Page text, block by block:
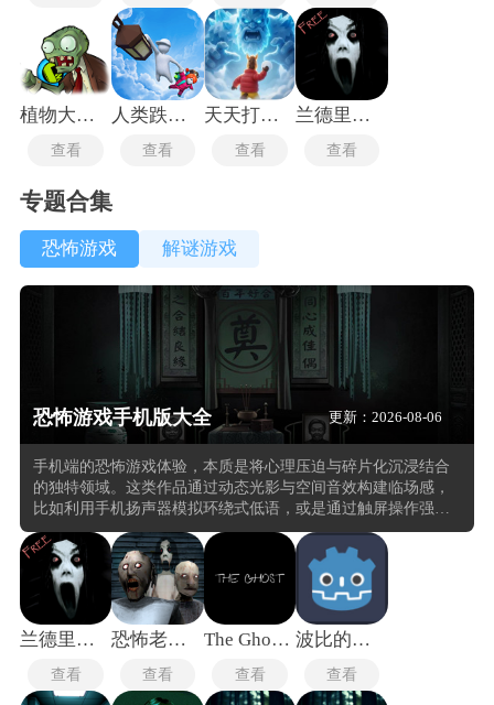
植物大战僵尸玩梗版
查看
人类跌落梦境
查看
天天打雪仗
查看
兰德里纳河的地下室
查看
专题合集
恐怖游戏 解谜游戏
恐怖游戏手机版大全 更新：2026-08-06
手机端的恐怖游戏体验，本质是将心理压迫与碎片化沉浸结合
的独特领域。这类作品通过动态光影与空间音效构建临场感，
比如利用手机扬声器模拟环绕式低语，或是通过触屏操作强化
“亲手揭开秘密” 的代入感。相较于主机端，移动端的优势在于
能随时随地触发紧张体验。在玩这类的恐怖游戏中玩家需要在
有限视野中收集线索(如褪色的日记残页、闪烁的监控画面)，同
时应对资源管理的压力，手电筒电量、道具耐久度等数值的微
妙变化，往往成为决定生死的关键。
兰德里纳河的地下室
查看
恐怖老奶奶3手机版
查看
The Ghost中文版
查看
波比的游戏时间第0章
查看